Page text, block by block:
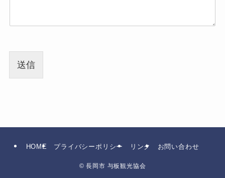
送信
HOME プライバシーポリシー リンク お問い合わせ
© 長岡市 与板観光協会